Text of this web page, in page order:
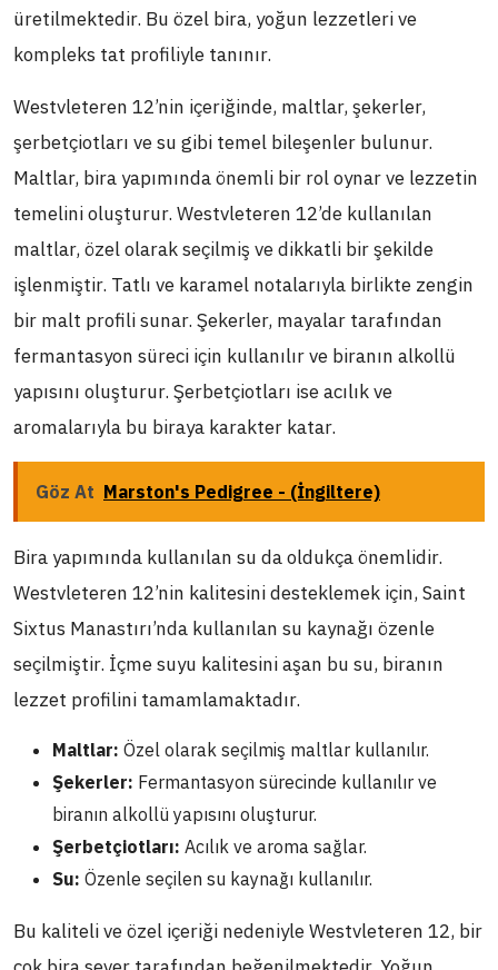
üretilmektedir. Bu özel bira, yoğun lezzetleri ve
kompleks tat profiliyle tanınır.
Westvleteren 12’nin içeriğinde, maltlar, şekerler,
şerbetçiotları ve su gibi temel bileşenler bulunur.
Maltlar, bira yapımında önemli bir rol oynar ve lezzetin
temelini oluşturur. Westvleteren 12’de kullanılan
maltlar, özel olarak seçilmiş ve dikkatli bir şekilde
işlenmiştir. Tatlı ve karamel notalarıyla birlikte zengin
bir malt profili sunar. Şekerler, mayalar tarafından
fermantasyon süreci için kullanılır ve biranın alkollü
yapısını oluşturur. Şerbetçiotları ise acılık ve
aromalarıyla bu biraya karakter katar.
Göz At Marston's Pedigree - (İngiltere)
Bira yapımında kullanılan su da oldukça önemlidir.
Westvleteren 12’nin kalitesini desteklemek için, Saint
Sixtus Manastırı’nda kullanılan su kaynağı özenle
seçilmiştir. İçme suyu kalitesini aşan bu su, biranın
lezzet profilini tamamlamaktadır.
Maltlar: Özel olarak seçilmiş maltlar kullanılır.
Şekerler: Fermantasyon sürecinde kullanılır ve
biranın alkollü yapısını oluşturur.
Şerbetçiotları: Acılık ve aroma sağlar.
Su: Özenle seçilen su kaynağı kullanılır.
Bu kaliteli ve özel içeriği nedeniyle Westvleteren 12, bir